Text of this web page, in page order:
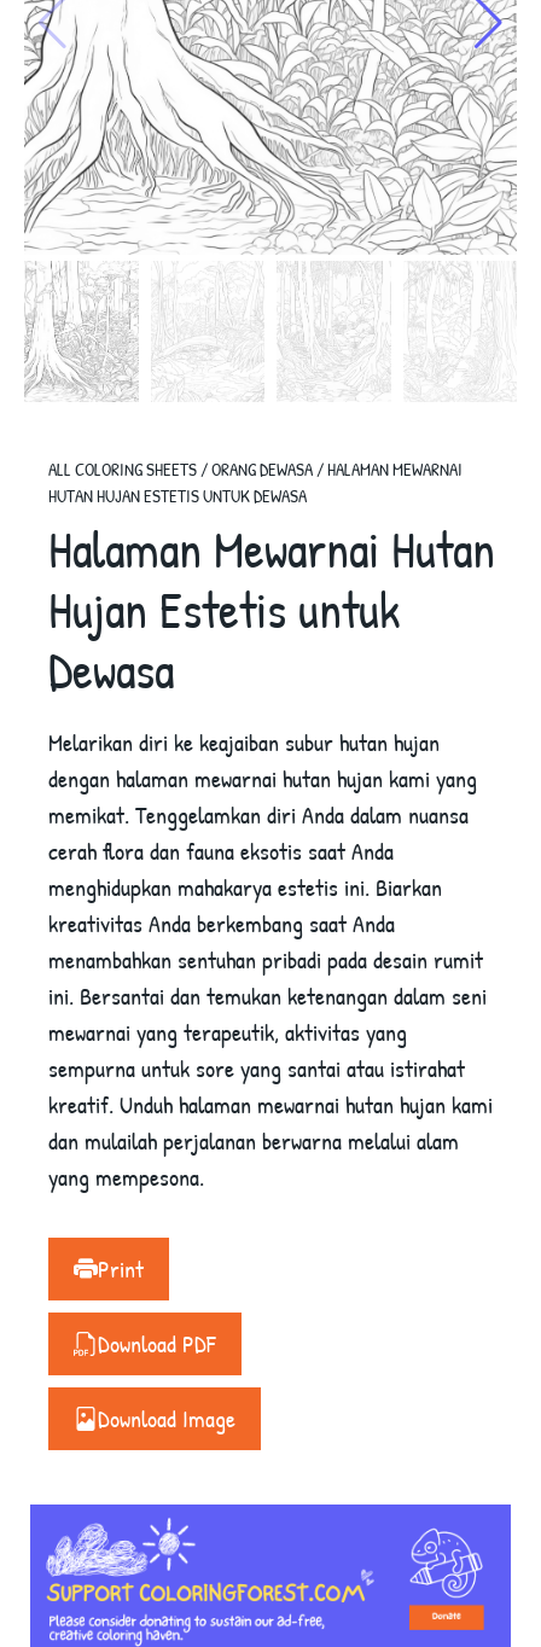
ALL COLORING SHEETS/ORANG DEWASA/HALAMAN MEWARNAI
HUTAN HUJAN ESTETIS UNTUK DEWASA
Halaman Mewarnai Hutan
Hujan Estetis untuk
Dewasa
Melarikan diri ke keajaiban subur hutan hujan
dengan halaman mewarnai hutan hujan kami yang
memikat. Tenggelamkan diri Anda dalam nuansa
cerah flora dan fauna eksotis saat Anda
menghidupkan mahakarya estetis ini. Biarkan
kreativitas Anda berkembang saat Anda
menambahkan sentuhan pribadi pada desain rumit
ini. Bersantai dan temukan ketenangan dalam seni
mewarnai yang terapeutik, aktivitas yang
sempurna untuk sore yang santai atau istirahat
kreatif. Unduh halaman mewarnai hutan hujan kami
dan mulailah perjalanan berwarna melalui alam
yang mempesona.
Print
Download PDF
Download Image